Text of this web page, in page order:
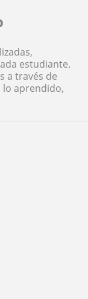
estudiante.
a través de
lo aprendido,